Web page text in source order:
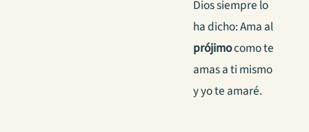
Dios siempre lo
ha dicho: Ama al
prójimocomo te
amas a ti mismo
y yo te amaré.